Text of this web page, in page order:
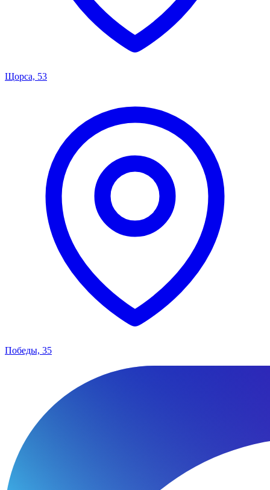
Щорса, 53
Победы, 35